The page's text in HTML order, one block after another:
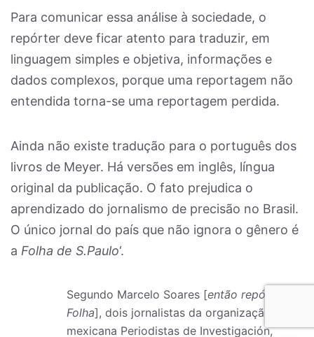
Para comunicar essa análise à sociedade, o
repórter deve ficar atento para traduzir, em
linguagem simples e objetiva, informações e
dados complexos, porque uma reportagem não
entendida torna-se uma reportagem perdida.
Ainda não existe tradução para o português dos
livros de Meyer. Há versões em inglês, língua
original da publicação. O fato prejudica o
aprendizado do jornalismo de precisão no Brasil.
O único jornal do país que não ignora o gênero é
a Folha de S.Paulo‘.
Segundo Marcelo Soares [então repórter da
Folha], dois jornalistas da organização
mexicana Periodistas de Investigación,